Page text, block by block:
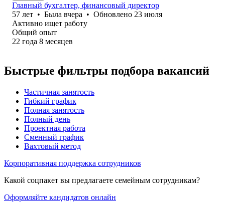
Главный бухгалтер, финансовый директор
57 лет • Была вчера • Обновлено 23 июля
Активно ищет работу
Общий опыт
22 года 8 месяцев
Быстрые фильтры подбора вакансий
Частичная занятость
Гибкий график
Полная занятость
Полный день
Проектная работа
Сменный график
Вахтовый метод
Корпоративная поддержка сотрудников
Какой соцпакет вы предлагаете семейным сотрудникам?
Оформляйте кандидатов онлайн